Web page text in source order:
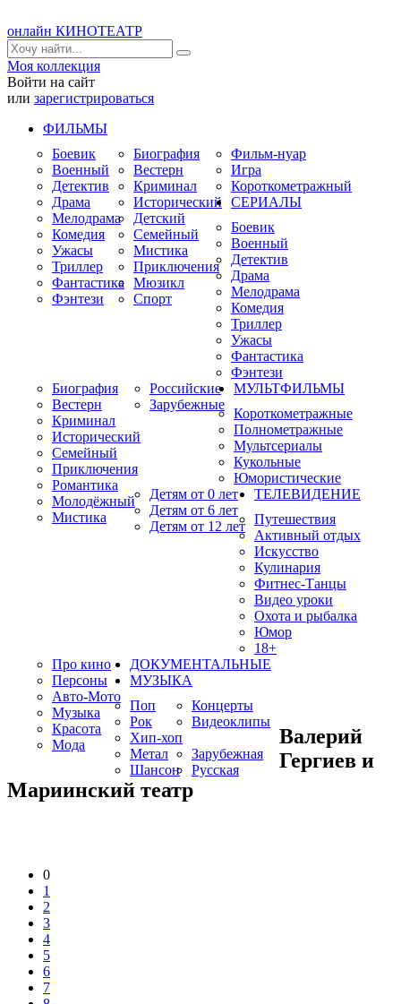
онлайн КИНОТЕАТР
Моя коллекция
Войти на сайт
или зарегистрироваться
ФИЛЬМЫ
Боевик
Военный
Детектив
Драма
Мелодрама
Комедия
Ужасы
Триллер
Фантастика
Фэнтези
Биография
Вестерн
Криминал
Исторический
Детский
Семейный
Мистика
Приключения
Мюзикл
Спорт
Фильм-нуар
Игра
Короткометражный
СЕРИАЛЫ
Боевик
Военный
Детектив
Драма
Мелодрама
Комедия
Триллер
Ужасы
Фантастика
Фэнтези
Биография
Вестерн
Криминал
Исторический
Семейный
Приключения
Романтика
Молодёжный
Мистика
Российские
Зарубежные
МУЛЬТФИЛЬМЫ
Короткометражные
Полнометражные
Мультсериалы
Кукольные
Юмористические
Детям от 0 лет
Детям от 6 лет
Детям от 12 лет
ТЕЛЕВИДЕНИЕ
Путешествия
Активный отдых
Искусство
Кулинария
Фитнес-Танцы
Видео уроки
Охота и рыбалка
Юмор
18+
Про кино
Персоны
Авто-Мото
Музыка
Красота
Мода
ДОКУМЕНТАЛЬНЫЕ
МУЗЫКА
Поп
Рок
Хип-хоп
Метал
Шансон
Концерты
Видеоклипы
Зарубежная
Русская
Валерий
Гергиев и
Мариинский театр
0
1
2
3
4
5
6
7